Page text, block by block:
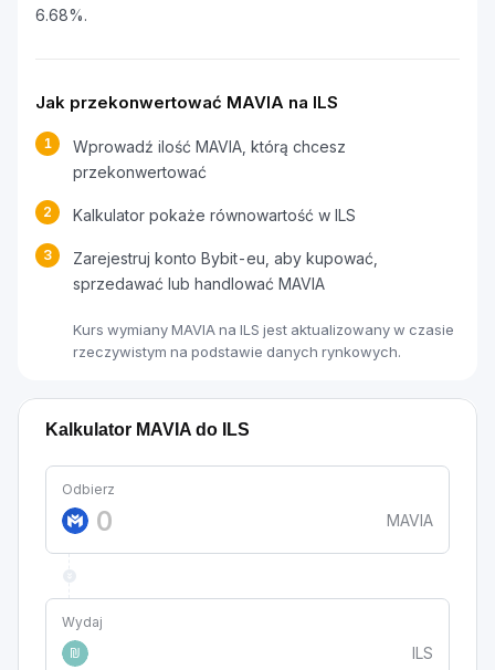
6.68%.
Jak przekonwertować MAVIA na ILS
1
Wprowadź ilość MAVIA, którą chcesz
przekonwertować
2 Kalkulator pokaże równowartość w ILS
3
Zarejestruj konto Bybit-eu, aby kupować,
sprzedawać lub handlować MAVIA
Kurs wymiany MAVIA na ILS jest aktualizowany w czasie
rzeczywistym na podstawie danych rynkowych.
Kalkulator MAVIA do ILS
Odbierz
MAVIA
Wydaj
₪
ILS